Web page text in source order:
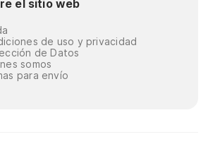
el sitio web
de uso y privacidad
de Datos
somos
para envío